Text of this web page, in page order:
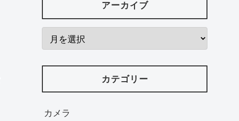
アーカイブ
カテゴリー
カメラ